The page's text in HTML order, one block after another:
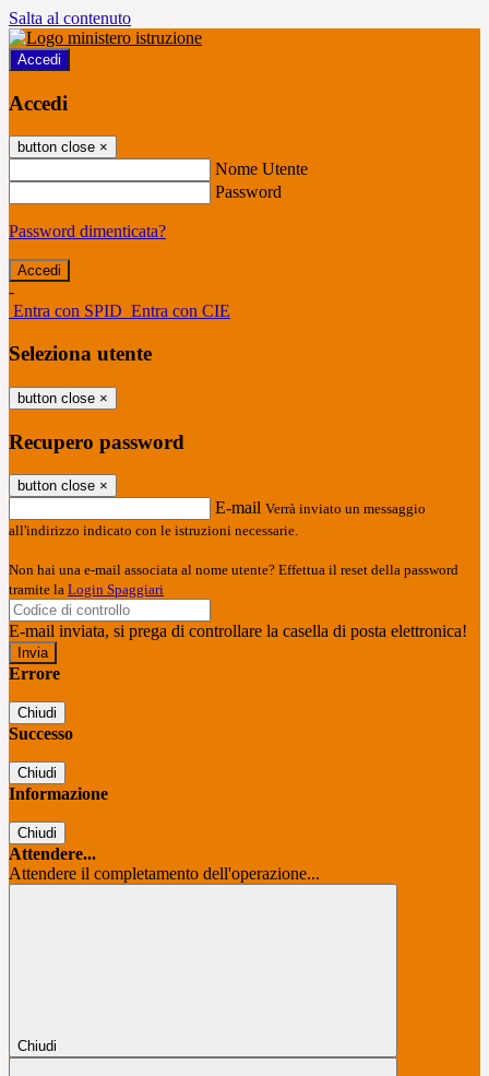
Salta al contenuto
Accedi
Accedi
button close ×
Nome Utente
Password
Password dimenticata?
-
Entra con SPID Entra con CIE
Seleziona utente
button close ×
Recupero password
button close ×
E-mail Verrà inviato un messaggio
all'indirizzo indicato con le istruzioni necessarie.
Non hai una e-mail associata al nome utente? Effettua il reset della password
tramite la Login Spaggiari
E-mail inviata, si prega di controllare la casella di posta elettronica!
Errore
Chiudi
Successo
Chiudi
Informazione
Chiudi
Attendere...
Attendere il completamento dell'operazione...
Chiudi